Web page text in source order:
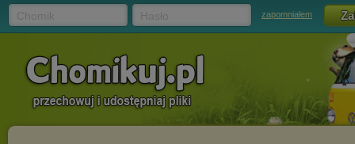
zapomniałem